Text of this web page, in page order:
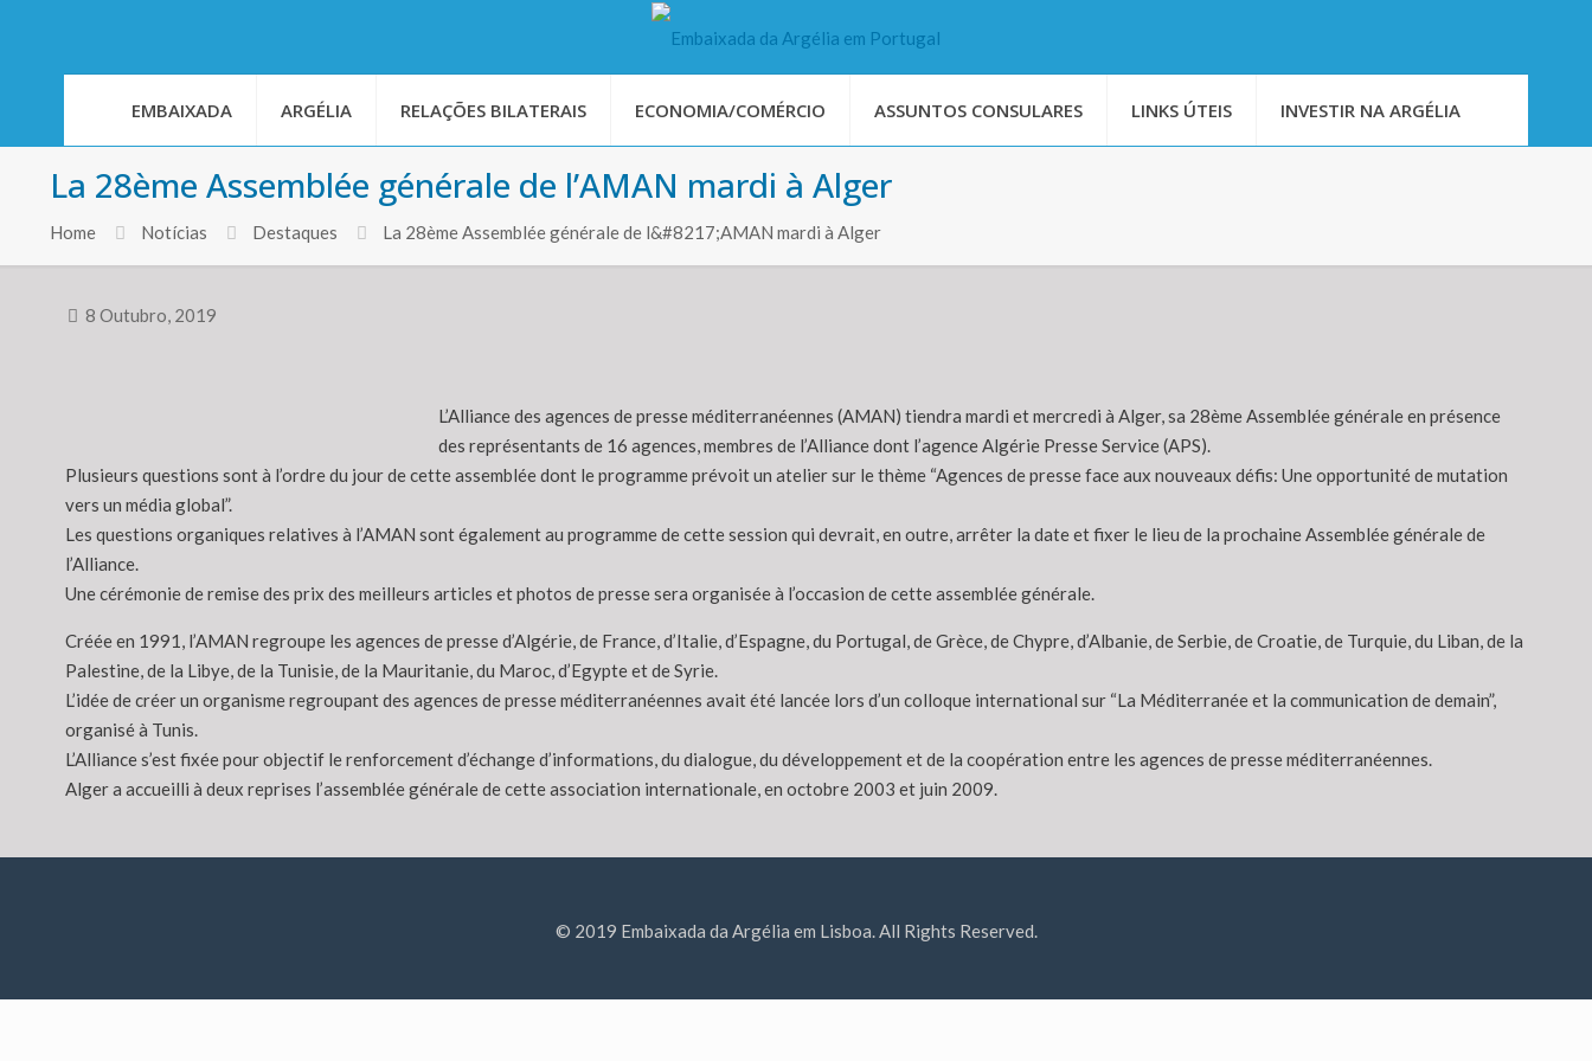
EMBAIXADA ARGÉLIA RELAÇÕES BILATERAIS ECONOMIA/COMÉRCIO ASSUNTOS CONSULARES LINKS ÚTEIS INVESTIR NA ARGÉLIA
La 28ème Assemblée générale de l’AMAN mardi à Alger
Home Notícias Destaques La 28ème Assemblée générale de l&#8217;AMAN mardi à Alger
8 Outubro, 2019
L’Alliance des agences de presse méditerranéennes (AMAN) tiendra mardi et mercredi à Alger, sa 28ème Assemblée générale en présence
des représentants de 16 agences, membres de l’Alliance dont l’agence Algérie Presse Service (APS).
Plusieurs questions sont à l’ordre du jour de cette assemblée dont le programme prévoit un atelier sur le thème “Agences de presse face aux nouveaux défis: Une opportunité de mutation
vers un média global”.
Les questions organiques relatives à l’AMAN sont également au programme de cette session qui devrait, en outre, arrêter la date et fixer le lieu de la prochaine Assemblée générale de
l’Alliance.
Une cérémonie de remise des prix des meilleurs articles et photos de presse sera organisée à l’occasion de cette assemblée générale.
Créée en 1991, l’AMAN regroupe les agences de presse d’Algérie, de France, d’Italie, d’Espagne, du Portugal, de Grèce, de Chypre, d’Albanie, de Serbie, de Croatie, de Turquie, du Liban, de la
Palestine, de la Libye, de la Tunisie, de la Mauritanie, du Maroc, d’Egypte et de Syrie.
L’idée de créer un organisme regroupant des agences de presse méditerranéennes avait été lancée lors d’un colloque international sur “La Méditerranée et la communication de demain”,
organisé à Tunis.
L’Alliance s’est fixée pour objectif le renforcement d’échange d’informations, du dialogue, du développement et de la coopération entre les agences de presse méditerranéennes.
Alger a accueilli à deux reprises l’assemblée générale de cette association internationale, en octobre 2003 et juin 2009.
© 2019 Embaixada da Argélia em Lisboa. All Rights Reserved.